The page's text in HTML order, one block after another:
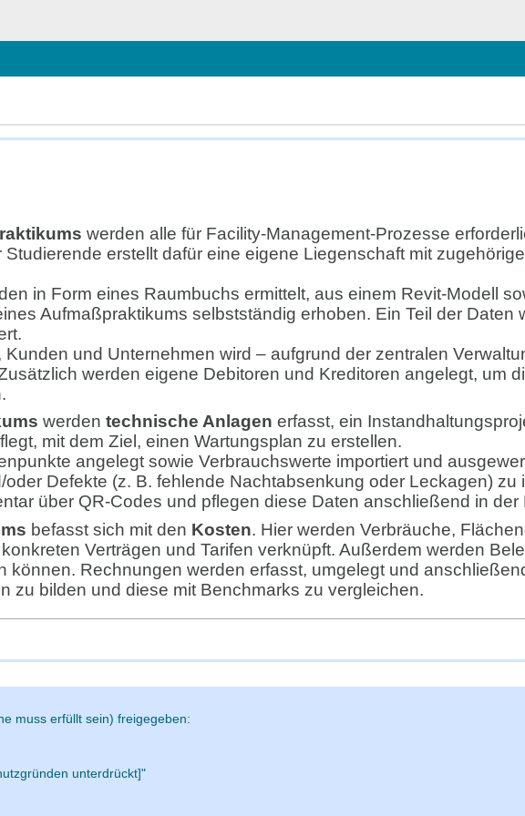
werden alle für Facility-Management-Prozesse
erstellt dafür eine eigene Liegenschaft mit
in Form eines Raumbuchs ermittelt, aus einem Revit-Modell
Aufmaßpraktikums selbstständig erhoben. Ein Teil der Daten
und Unternehmen wird – aufgrund der zentralen
werden eigene Debitoren und Kreditoren angelegt, um
werden technische Anlagen erfasst, ein
mit dem Ziel, einen Wartungsplan zu erstellen.
angelegt sowie Verbrauchswerte importiert und
Defekte (z. B. fehlende Nachtabsenkung oder Leckagen) zu
über QR-Codes und pflegen diese Daten anschließend in der
befasst sich mit den Kosten. Hier werden Verbräuche,
Verträgen und Tarifen verknüpft. Außerdem werden
können. Rechnungen werden erfasst, umgelegt und
zu bilden und diese mit Benchmarks zu vergleichen.
muss erfüllt sein) freigegeben:
unterdrückt]"